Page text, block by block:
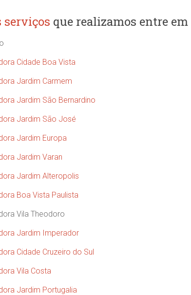
serviços que realizamos entre em
Cidade Boa Vista
Jardim Carmem
Jardim São Bernardino
Jardim São José
Jardim Europa
Jardim Varan
Jardim Alteropolis
Boa Vista Paulista
Vila Theodoro
Jardim Imperador
Cidade Cruzeiro do Sul
Vila Costa
Jardim Portugalia